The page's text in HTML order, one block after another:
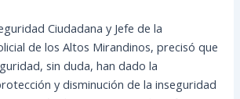
Ciudadana y Jefe de la
de los Altos Mirandinos, precisó que
sin duda, han dado la
y disminución de la inseguridad